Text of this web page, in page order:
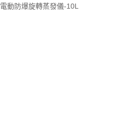
電動防爆旋轉蒸發儀-10L